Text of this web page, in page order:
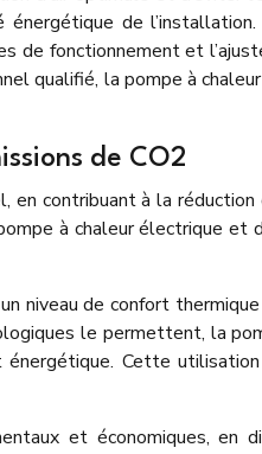
de
de fonctionnement et
qualifié, la pompe à
de CO2
contribuant à la
à chaleur électrique et
niveau de confort
le permettent, la
Cette
et économiques, en